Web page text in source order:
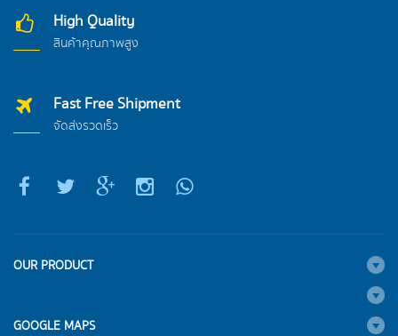
High Quality
สินค้าคุณภาพสูง
Fast Free Shipment
จัดส่งรวดเร็ว
OUR PRODUCT
GOOGLE MAPS